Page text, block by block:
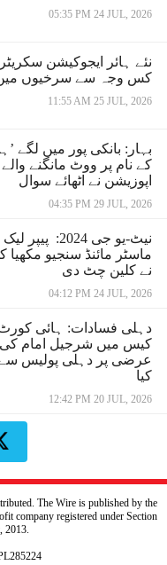
05:35 PM 24 JUL, 2026
نئے ہائر ایجوکیشن
کس وجہ سے سرخیوں میں
11:55 AM 25 JUL, 2026
بہار: بانکی پور میں لگے
کے نام پر ووٹ مانگنے والے
اپوزیشن نے اٹھائے سوال
04:35 PM 29 JUL, 2026
نیٹ-یو جی 2024:
ماسٹر مائنڈ سنجیو
نے کلین چٹ دی
04:12 PM 24 JUL, 2026
دہلی فسادات: ہائی کورٹ
کیس میں شرجیل امام
عرضی پر دہلی پولیس
کیا
12:42 PM 20 JUL, 2026
The Wire is published by the
company registered under Section
2013.